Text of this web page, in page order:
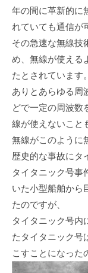
年の間に革新的に
れていても通信が
その急速な無線技
め、無線が使える
たとされています。
ありとあらゆる周
どで一定の周波数
線が使えないこと
無線がこのように
歴史的な事故にタ
タイタニック号事
いた小型船舶から
たのですが、
タイタニック号内
たタイタニック号
こすことになった